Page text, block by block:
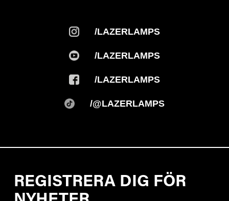
/LAZERLAMPS
/LAZERLAMPS
/LAZERLAMPS
/@LAZERLAMPS
REGISTRERA DIG FÖR